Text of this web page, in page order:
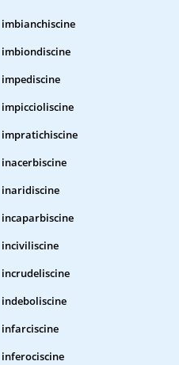
imbianchiscine
imbiondiscine
impediscine
impiccioliscine
impratichiscine
inacerbiscine
inaridiscine
incaparbiscine
inciviliscine
incrudeliscine
indeboliscine
infarciscine
inferociscine